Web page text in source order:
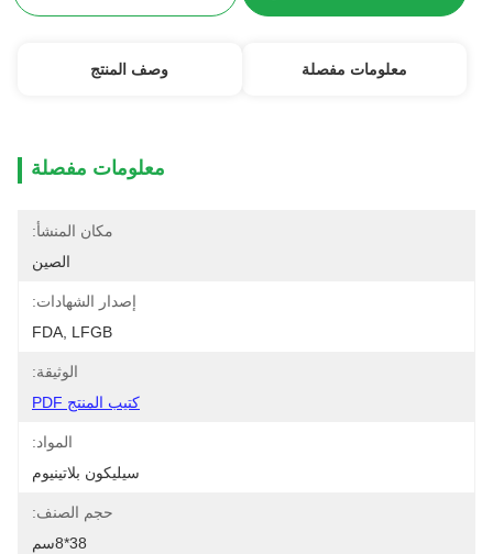
معلومات مفصلة وصف المنتج
معلومات مفصلة
مكان المنشأ:
الصين
إصدار الشهادات:
FDA, LFGB
الوثيقة:
كتيب المنتج PDF
المواد:
سيليكون بلاتينيوم
حجم الصنف:
38*8سم